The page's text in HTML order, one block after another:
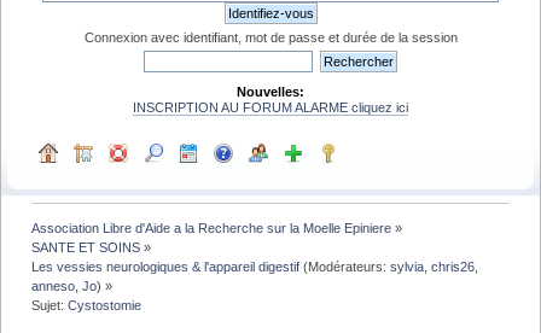
Connexion avec identifiant, mot de passe et durée de la session
Nouvelles:
INSCRIPTION AU FORUM ALARME cliquez ici
Association Libre d'Aide a la Recherche sur la Moelle Epiniere »
SANTE ET SOINS »
Les vessies neurologiques & l'appareil digestif (Modérateurs:sylvia ,chris26
anneso ,Jo) »
Sujet:Cystostomie